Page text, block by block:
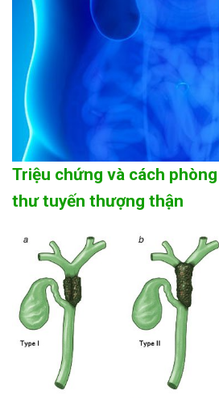
Triệu chứng và cách
thư tuyến thượng thận